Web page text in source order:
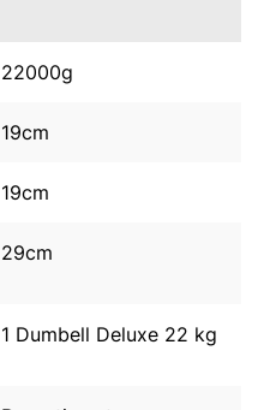
22000g
19cm
19cm
29cm
1 Dumbell Deluxe 22 kg